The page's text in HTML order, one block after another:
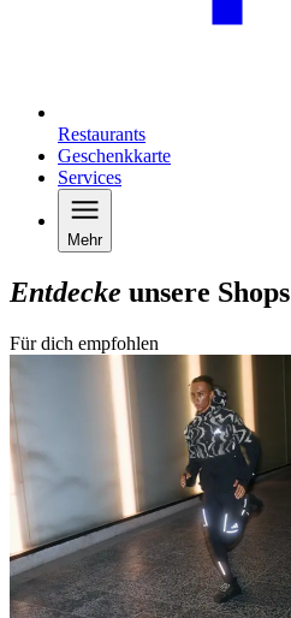
Restaurants
Geschenkkarte
Services
Mehr
Entdecke unsere Shops
Für dich empfohlen